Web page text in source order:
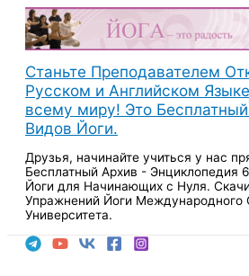
Перейти
содержимому
Станьте Преподавателем
Русском и Английском
всему миру! Это
Видов Йоги.
Друзья, начинайте учиться у нас
Бесплатный Архив - Энциклопедия
Йоги для Начинающих с Нуля.
Упражнений Йоги Международного
Университета.